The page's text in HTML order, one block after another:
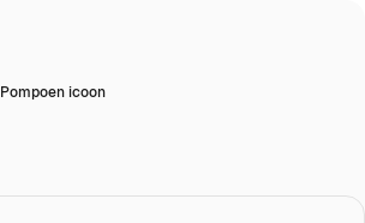
Pompoen icoon